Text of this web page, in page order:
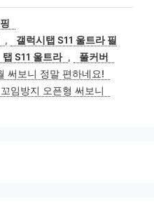
,
갤럭시탭 S11 울트라 필
탭 S11 울트라 ,
풀커버
써보니 정말 편하네요!
임방지 오픈형 써보니